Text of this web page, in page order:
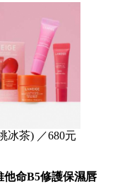
冰茶) ／680元
命B5修護保濕唇